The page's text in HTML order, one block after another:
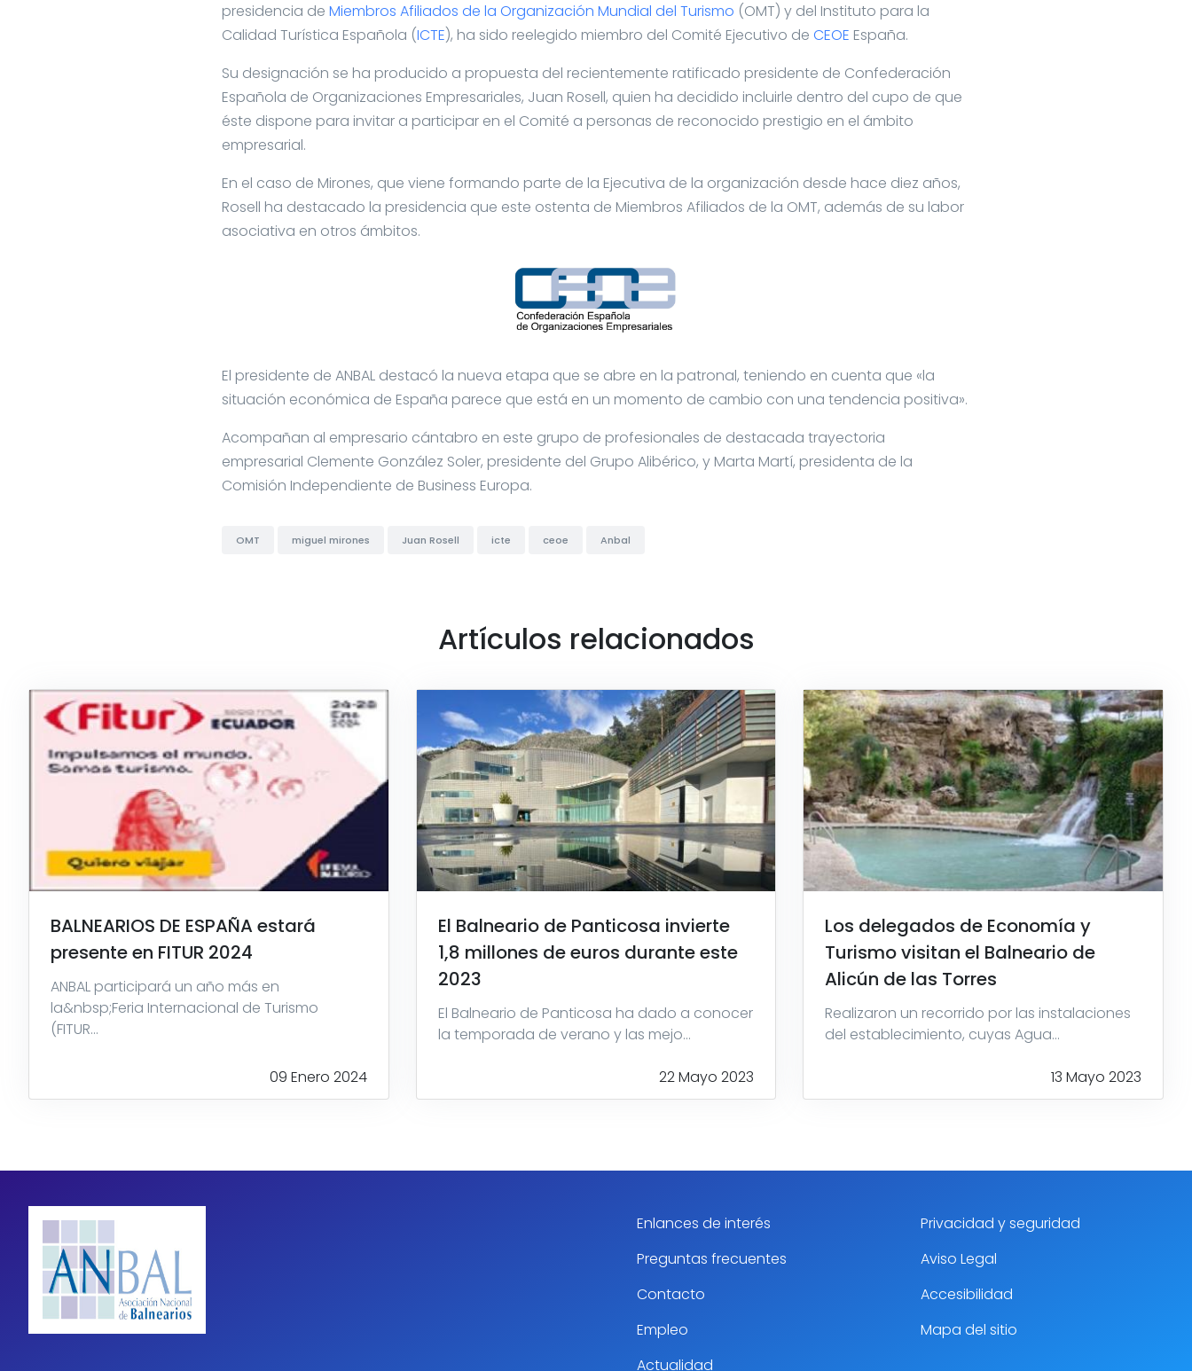
presidencia deMiembros Afiliados de la Organización Mundial del Turismo (OMT) y del Instituto para la
Calidad Turística Española (ICTE), ha sido reelegido miembro del Comité Ejecutivo deCEOE España.
Su designación se ha producido a propuesta del recientemente ratificado presidente de Confederación
Española de Organizaciones Empresariales, Juan Rosell, quien ha decidido incluirle dentro del cupo de que
éste dispone para invitar a participar en el Comité a personas de reconocido prestigio en el ámbito
empresarial.
En el caso de Mirones, que viene formando parte de la Ejecutiva de la organización desde hace diez años,
Rosell ha destacado la presidencia que este ostenta de Miembros Afiliados de la OMT, además de su labor
asociativa en otros ámbitos.
El presidente de ANBAL destacó la nueva etapa que se abre en la patronal, teniendo en cuenta que «la
situación económica de España parece que está en un momento de cambio con una tendencia positiva».
Acompañan al empresario cántabro en este grupo de profesionales de destacada trayectoria
empresarial Clemente González Soler, presidente del Grupo Alibérico, y Marta Martí, presidenta de la
Comisión Independiente de Business Europa.
OMT miguel mirones Juan Rosell icte ceoe Anbal
Artículos relacionados
BALNEARIOS DE ESPAÑA estará
presente en FITUR 2024
ANBAL participará un año más en
la&nbsp;Feria Internacional de Turismo
(FITUR...
09 Enero 2024
El Balneario de Panticosa invierte
1,8 millones de euros durante este
2023
El Balneario de Panticosa ha dado a conocer
la temporada de verano y las mejo...
22 Mayo 2023
Los delegados de Economía y
Turismo visitan el Balneario de
Alicún de las Torres
Realizaron un recorrido por las instalaciones
del establecimiento, cuyas Agua...
13 Mayo 2023
Enlances de interés
Preguntas frecuentes
Contacto
Empleo
Actualidad
Privacidad y seguridad
Aviso Legal
Accesibilidad
Mapa del sitio